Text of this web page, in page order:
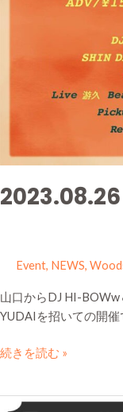
2023.08.26
Event, NEWS,
山口からDJ HI-BOWw
YUDAIを招いての開催
続きを読む »
Soul